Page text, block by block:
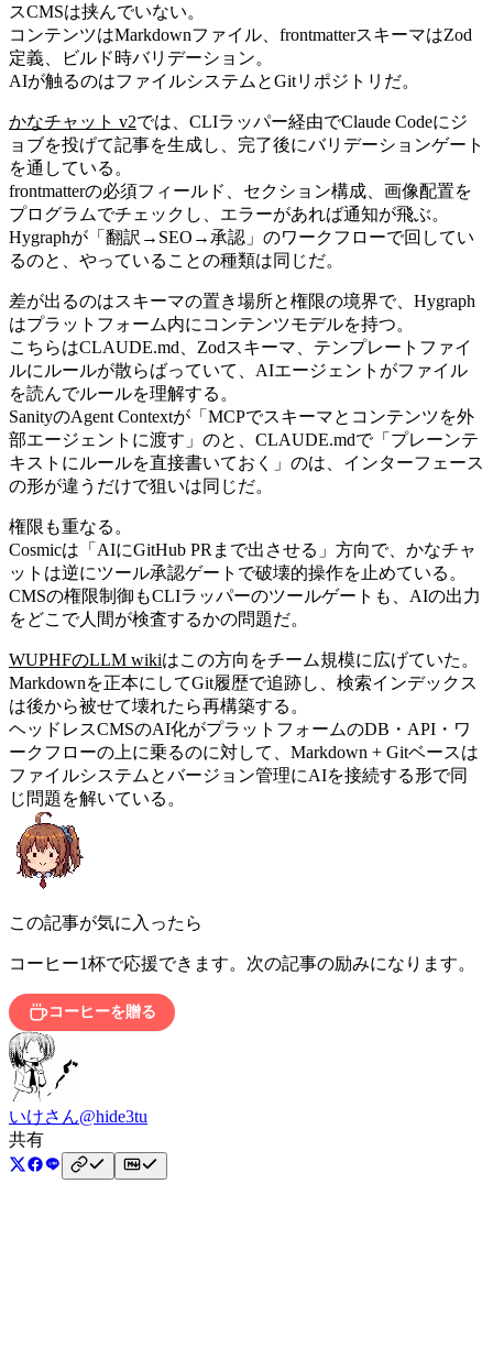
スCMSは挟んでいない。
コンテンツはMarkdownファイル、frontmatterスキーマはZod
定義、ビルド時バリデーション。
AIが触るのはファイルシステムとGitリポジトリだ。
かなチャット v2では、CLIラッパー経由でClaude Codeにジ
ョブを投げて記事を生成し、完了後にバリデーションゲート
を通している。
frontmatterの必須フィールド、セクション構成、画像配置を
プログラムでチェックし、エラーがあれば通知が飛ぶ。
Hygraphが「翻訳→SEO→承認」のワークフローで回してい
るのと、やっていることの種類は同じだ。
差が出るのはスキーマの置き場所と権限の境界で、Hygraph
はプラットフォーム内にコンテンツモデルを持つ。
こちらはCLAUDE.md、Zodスキーマ、テンプレートファイ
ルにルールが散らばっていて、AIエージェントがファイル
を読んでルールを理解する。
SanityのAgent Contextが「MCPでスキーマとコンテンツを外
部エージェントに渡す」のと、CLAUDE.mdで「プレーンテ
キストにルールを直接書いておく」のは、インターフェース
の形が違うだけで狙いは同じだ。
権限も重なる。
Cosmicは「AIにGitHub PRまで出させる」方向で、かなチャ
ットは逆にツール承認ゲートで破壊的操作を止めている。
CMSの権限制御もCLIラッパーのツールゲートも、AIの出力
をどこで人間が検査するかの問題だ。
WUPHFのLLM wikiはこの方向をチーム規模に広げていた。
Markdownを正本にしてGit履歴で追跡し、検索インデックス
は後から被せて壊れたら再構築する。
ヘッドレスCMSのAI化がプラットフォームのDB・API・ワ
ークフローの上に乗るのに対して、Markdown + Gitベースは
ファイルシステムとバージョン管理にAIを接続する形で同
じ問題を解いている。
この記事が気に入ったら
コーヒー1杯で応援できます。次の記事の励みになります。
コーヒーを贈る
いけさん@hide3tu
共有